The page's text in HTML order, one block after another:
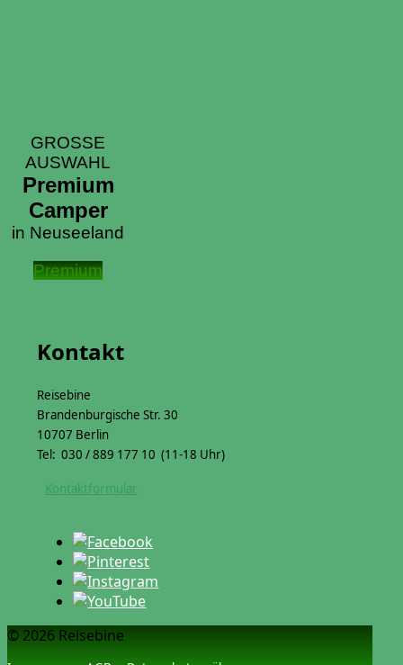
GROSSE
AUSWAHL
Premium
Camper
in Neuseeland
Premium
Kontakt
Reisebine
Brandenburgische Str. 30
10707 Berlin
Tel: 030 / 889 177 10 (11-18 Uhr)
Kontaktformular
© 2026 Reisebine